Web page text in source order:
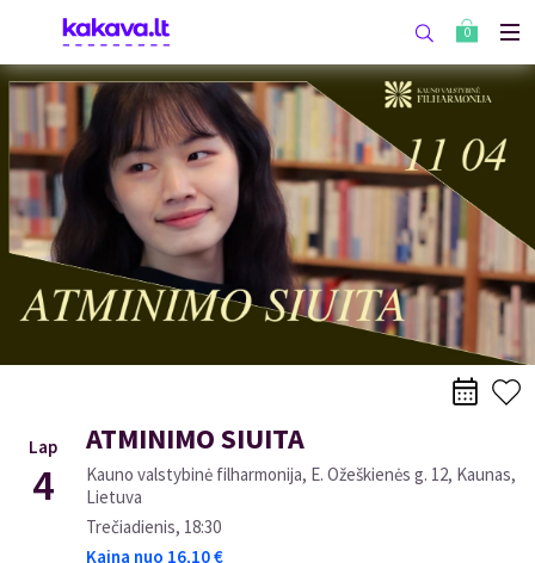
0
Lap
4
ATMINIMO SIUITA
Kauno valstybinė filharmonija, E. Ožeškienės g. 12, Kaunas,
Lietuva
Trečiadienis, 18:30
Kaina nuo 16,10€